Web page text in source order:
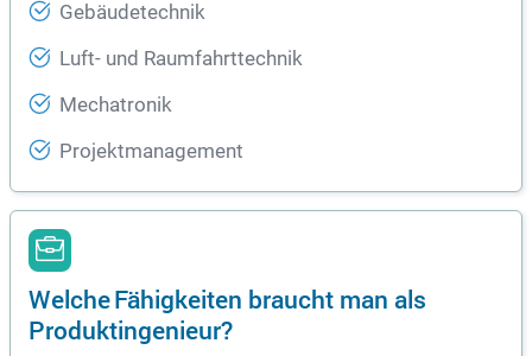
Gebäudetechnik
Luft- und Raumfahrttechnik
Mechatronik
Projektmanagement
Welche Fähigkeiten braucht man als
Produktingenieur?